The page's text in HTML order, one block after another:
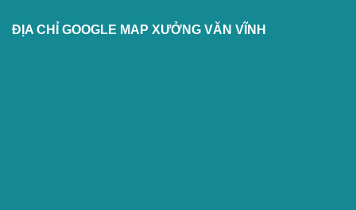
ĐỊA CHỈ GOOGLE MAP XƯỞNG VĂN VĨNH